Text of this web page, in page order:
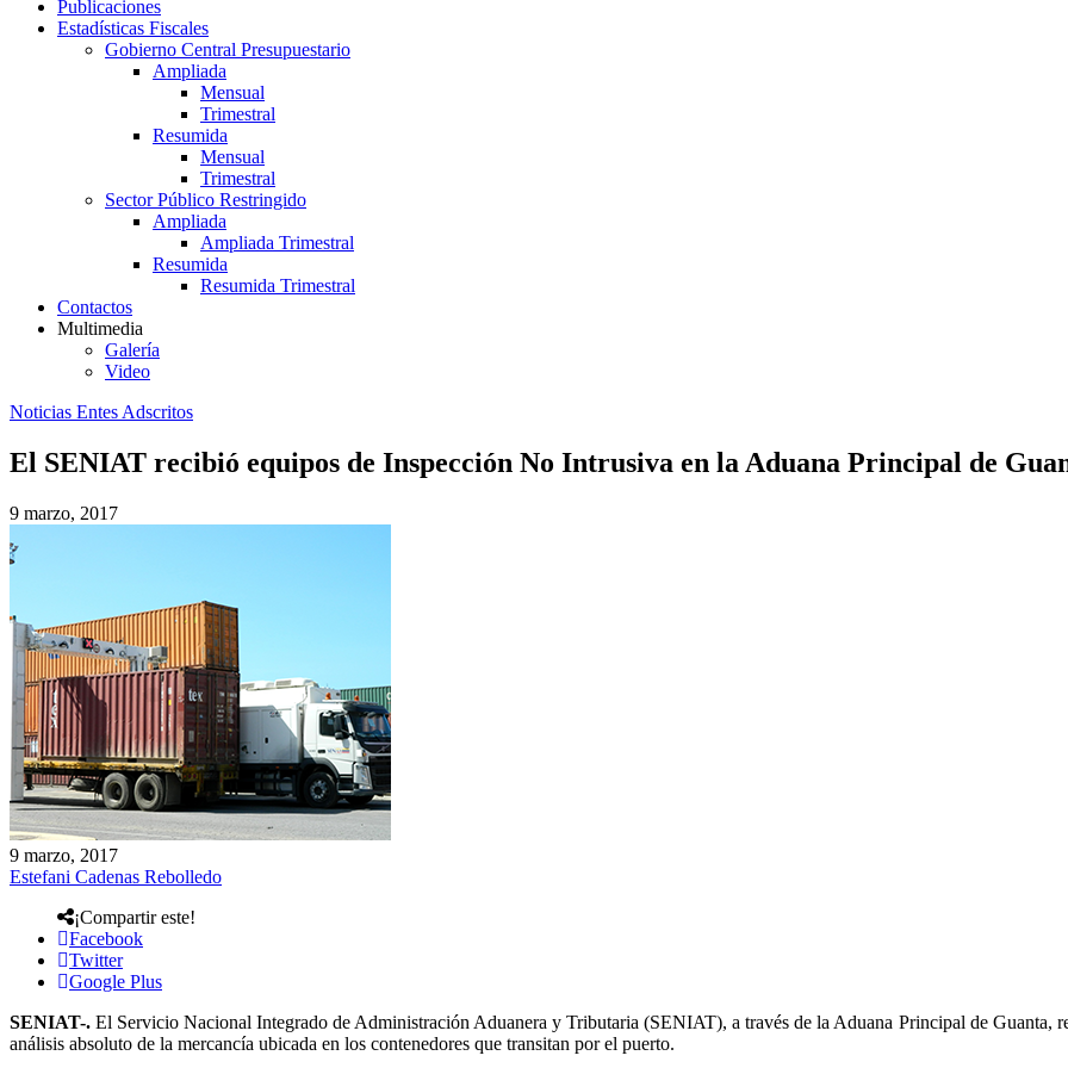
Publicaciones
Estadísticas Fiscales
Gobierno Central Presupuestario
Ampliada
Mensual
Trimestral
Resumida
Mensual
Trimestral
Sector Público Restringido
Ampliada
Ampliada Trimestral
Resumida
Resumida Trimestral
Contactos
Multimedia
Galería
Video
Noticias Entes Adscritos
El SENIAT recibió equipos de Inspección No Intrusiva en la Aduana Principal de
9 marzo, 2017
9 marzo, 2017
Estefani Cadenas Rebolledo
¡Compartir este!
Facebook
Twitter
Google Plus
SENIAT-. El Servicio Nacional Integrado de Administración Aduanera y Tributaria (SENIAT), a través de la Aduana Principal de Guanta,
análisis absoluto de la mercancía ubicada en los contenedores que transitan por el puerto.